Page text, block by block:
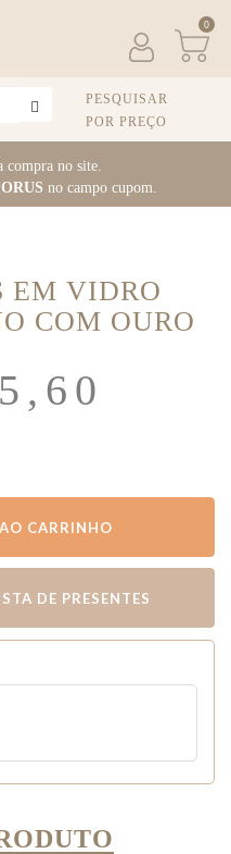
compra no site.
no campo cupom.
0
PESQUISAR
POR PREÇO
EM VIDRO
COM OURO
CARRINHO
DE PRESENTES